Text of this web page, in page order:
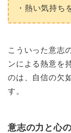
・熱い気持ち
こういった意志
ンによる熱意を
のは、自信の欠
す。
意志の力と心